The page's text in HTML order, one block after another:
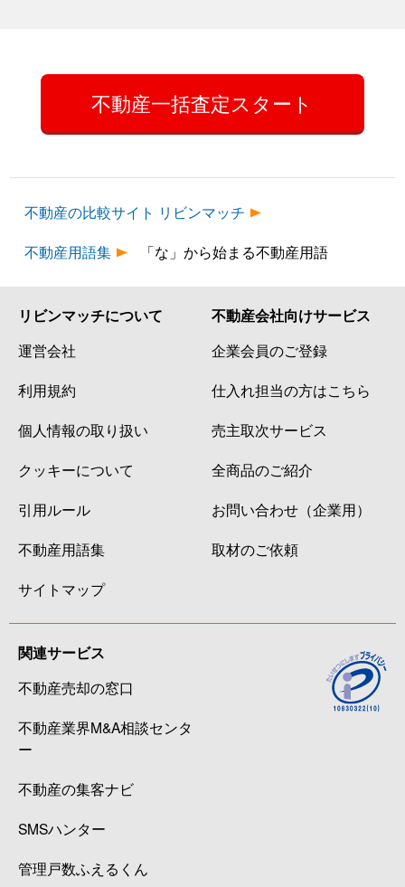
不動産一括査定スタート
不動産の比較サイト リビンマッチ
不動産用語集
「な」から始まる不動産用語
リビンマッチについて
運営会社
利用規約
個人情報の取り扱い
クッキーについて
引用ルール
不動産用語集
サイトマップ
不動産会社向けサービス
企業会員のご登録
仕入れ担当の方はこちら
売主取次サービス
全商品のご紹介
お問い合わせ（企業用）
取材のご依頼
関連サービス
不動産売却の窓口
不動産業界M&A相談センタ
ー
不動産の集客ナビ
SMSハンター
管理戸数ふえるくん